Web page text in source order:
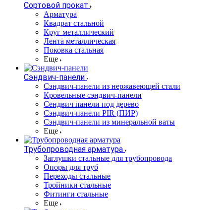
Сортовой прокат
Арматура
Квадрат стальной
Круг металлический
Лента металлическая
Поковка стальная
Еще
Сэндвич-панели
Cэндвич-панели из нержавеющей стали
Кровельные сэндвич-панели
Сендвич панели под дерево
Сэндвич-панели PIR (ПИР)
Сэндвич-панели из минеральной ваты
Еще
Трубопроводная арматура
Заглушки стальные для трубопровода
Опоры для труб
Переходы стальные
Тройники стальные
Фитинги стальные
Еще